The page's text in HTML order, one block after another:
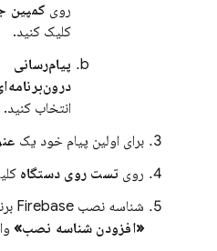
روی کمپین
کلیک کنید.
پیام‌رسانی
انتخاب کنید.
برای اولین پیام خود یک
روی تست روی دستگاه
شناسه نصب Firebase
«افزودن شناسه نصب»